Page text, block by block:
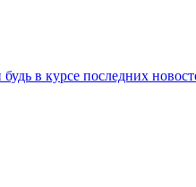
в курсе последних